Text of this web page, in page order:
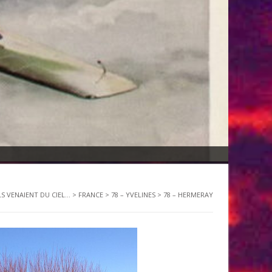
VENAIENT DU CIEL... > FRANCE > 78 – YVELINES > 78 – HERMERAY